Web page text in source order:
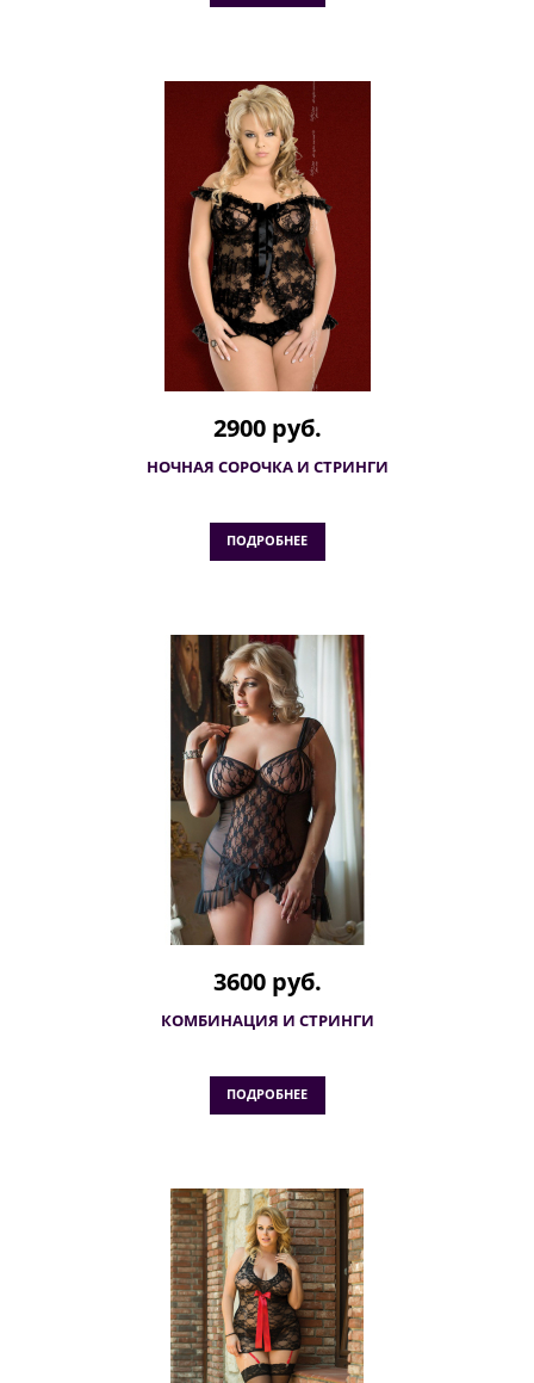
2900 руб.
НОЧНАЯ СОРОЧКА И СТРИНГИ
ПОДРОБНЕЕ
3600 руб.
КОМБИНАЦИЯ И СТРИНГИ
ПОДРОБНЕЕ